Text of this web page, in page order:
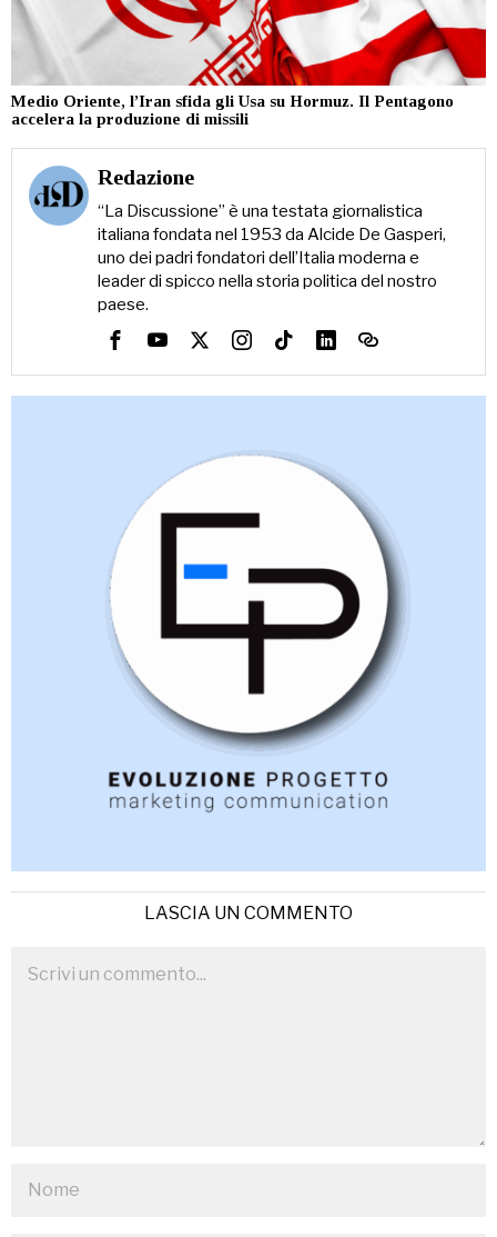
Medio Oriente, l’Iran sfida gli Usa su Hormuz. Il Pentagono
accelera la produzione di missili
Redazione
“La Discussione” è una testata giornalistica
italiana fondata nel 1953 da Alcide De Gasperi,
uno dei padri fondatori dell’Italia moderna e
leader di spicco nella storia politica del nostro
paese.
LASCIA UN COMMENTO